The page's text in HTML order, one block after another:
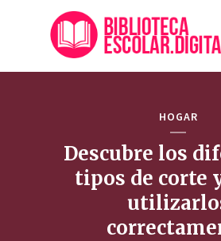
HOGAR
Descubre los
tipos de corte